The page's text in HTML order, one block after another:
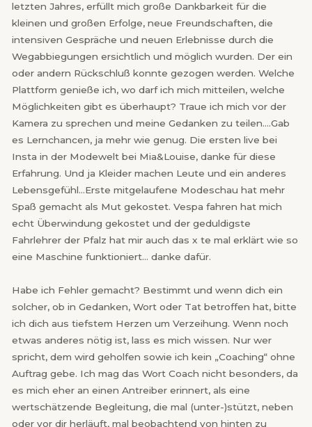
letzten Jahres, erfüllt mich große Dankbarkeit für die
kleinen und großen Erfolge, neue Freundschaften, die
intensiven Gespräche und neuen Erlebnisse durch die
Wegabbiegungen ersichtlich und möglich wurden. Der ein
oder andern Rückschluß konnte gezogen werden. Welche
Plattform genieße ich, wo darf ich mich mitteilen, welche
Möglichkeiten gibt es überhaupt? Traue ich mich vor der
Kamera zu sprechen und meine Gedanken zu teilen….Gab
es Lernchancen, ja mehr wie genug. Die ersten live bei
Insta in der Modewelt bei Mia&Louise, danke für diese
Erfahrung. Und ja Kleider machen Leute und ein anderes
Lebensgefühl…Erste mitgelaufene Modeschau hat mehr
Spaß gemacht als Mut gekostet. Vespa fahren hat mich
echt Überwindung gekostet und der geduldigste
Fahrlehrer der Pfalz hat mir auch das x te mal erklärt wie so
eine Maschine funktioniert… danke dafür.
Habe ich Fehler gemacht? Bestimmt und wenn dich ein
solcher, ob in Gedanken, Wort oder Tat betroffen hat, bitte
ich dich aus tiefstem Herzen um Verzeihung. Wenn noch
etwas anderes nötig ist, lass es mich wissen. Nur wer
spricht, dem wird geholfen sowie ich kein „Coaching“ ohne
Auftrag gebe. Ich mag das Wort Coach nicht besonders, da
es mich eher an einen Antreiber erinnert, als eine
wertschätzende Begleitung, die mal (unter-)stützt, neben
oder vor dir herläuft, mal beobachtend von hinten zu